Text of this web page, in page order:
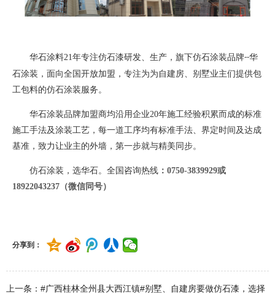
华石涂料21年专注仿石漆研发、生产，旗下仿石涂装品牌--华
石涂装，面向全国开放加盟，专注为为自建房、别墅业主们提供包
工包料的仿石涂装服务。
华石涂装品牌加盟商均沿用企业20年施工经验积累而成的标准
施工手法及涂装工艺，每一道工序均有标准手法、界定时间及达成
基准，致力让业主的外墙，第一步就与精美同步。
仿石涂装，选华石。全国咨询热线 ： 0750-3839929或
18922043237（微信同号）
分享到：
上一条：#广西桂林全州县大西江镇#别墅、自建房要做仿石漆，选择